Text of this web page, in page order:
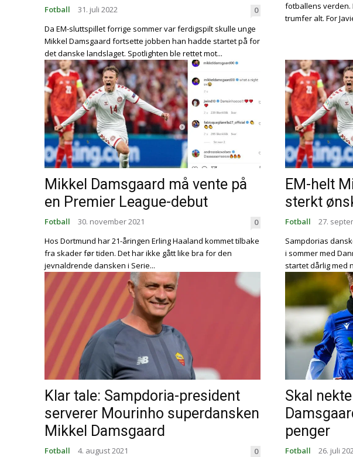
Fotball 31. juli 2022
0
Da EM-sluttspillet forrige sommer var ferdigspilt skulle unge
Mikkel Damsgaard fortsette jobben han hadde startet på for
det danske landslaget. Spotlighten ble rettet mot...
fotballens verden.
trumfer alt. For
Mikkel Damsgaard må vente på
en Premier League-debut
Fotball 30. november 2021
0
Hos Dortmund har 21-åringen Erling Haaland kommet tilbake
fra skader før tiden. Det har ikke gått like bra for den
jevnaldrende dansken i Serie...
EM-helt
sterkt
Fotball 27.
Sampdorias
i sommer med
startet dårlig med
Klar tale: Sampdoria-president
serverer Mourinho superdansken
Mikkel Damsgaard
Fotball 4. august 2021
0
Skal
penger
Fotball 26. juli